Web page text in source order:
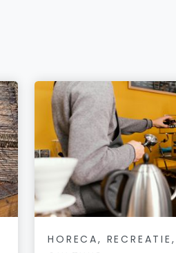
HORECA,